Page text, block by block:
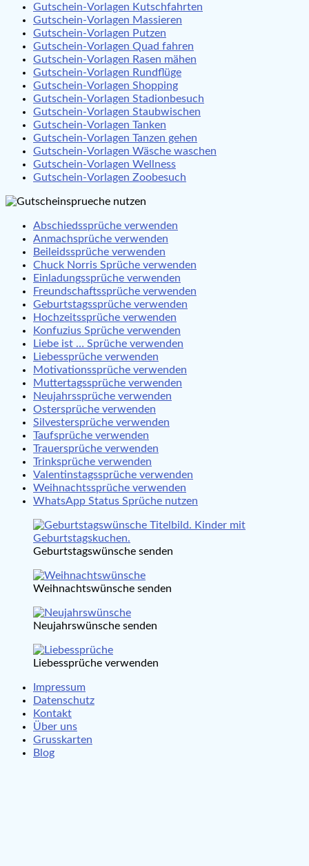
Gutschein-Vorlagen Kutschfahrten
Gutschein-Vorlagen Massieren
Gutschein-Vorlagen Putzen
Gutschein-Vorlagen Quad fahren
Gutschein-Vorlagen Rasen mähen
Gutschein-Vorlagen Rundflüge
Gutschein-Vorlagen Shopping
Gutschein-Vorlagen Stadionbesuch
Gutschein-Vorlagen Staubwischen
Gutschein-Vorlagen Tanken
Gutschein-Vorlagen Tanzen gehen
Gutschein-Vorlagen Wäsche waschen
Gutschein-Vorlagen Wellness
Gutschein-Vorlagen Zoobesuch
Abschiedssprüche verwenden
Anmachsprüche verwenden
Beileidssprüche verwenden
Chuck Norris Sprüche verwenden
Einladungssprüche verwenden
Freundschaftssprüche verwenden
Geburtstagssprüche verwenden
Hochzeitssprüche verwenden
Konfuzius Sprüche verwenden
Liebe ist … Sprüche verwenden
Liebessprüche verwenden
Motivationssprüche verwenden
Muttertagssprüche verwenden
Neujahrssprüche verwenden
Ostersprüche verwenden
Silvestersprüche verwenden
Taufsprüche verwenden
Trauersprüche verwenden
Trinksprüche verwenden
Valentinstagssprüche verwenden
Weihnachtssprüche verwenden
WhatsApp Status Sprüche nutzen
Geburtstagswünsche senden
Weihnachtswünsche senden
Neujahrswünsche senden
Liebessprüche verwenden
Impressum
Datenschutz
Kontakt
Über uns
Grusskarten
Blog